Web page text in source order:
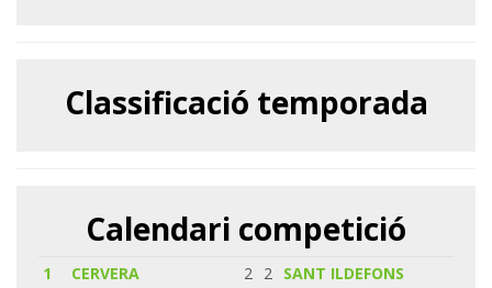
Classificació temporada
Calendari competició
1 CERVERA 2 2
SANT ILDEFONS